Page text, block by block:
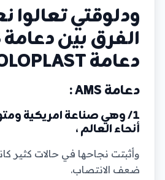
ودلوقتي تعالوا
دعامة COLOPLAST :
دعامة AMS :
1/ وهي صناعة امريكية
أنحاء العالم ،
وأثبتت نجاحها في حالات كثير
ضعف الانتصاب.